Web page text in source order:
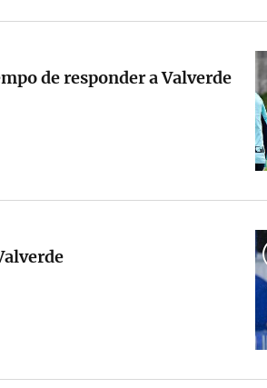
de responder a Valverde